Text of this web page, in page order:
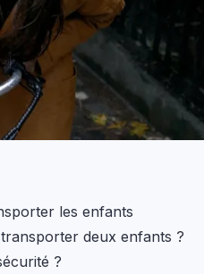
les enfants
deux enfants ?
?